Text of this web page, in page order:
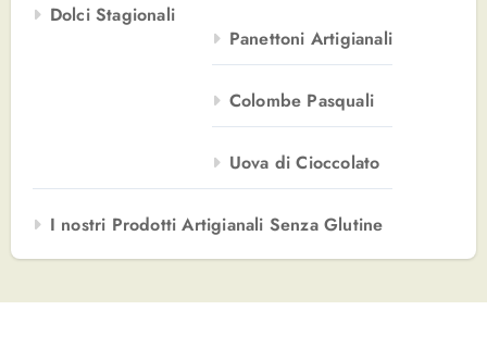
Dolci Stagionali
Panettoni Artigianali
Colombe Pasquali
Uova di Cioccolato
I nostri Prodotti Artigianali Senza Glutine